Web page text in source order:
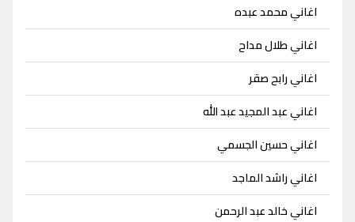
اغاني محمد عبده
اغاني طلال مداح
اغاني رابح صقر
اغاني عبد المجيد عبد الله
اغاني حسين الجسمي
اغاني راشد الماجد
اغاني خالد عبد الرحمن